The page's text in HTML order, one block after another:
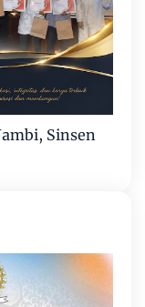
Sinsen